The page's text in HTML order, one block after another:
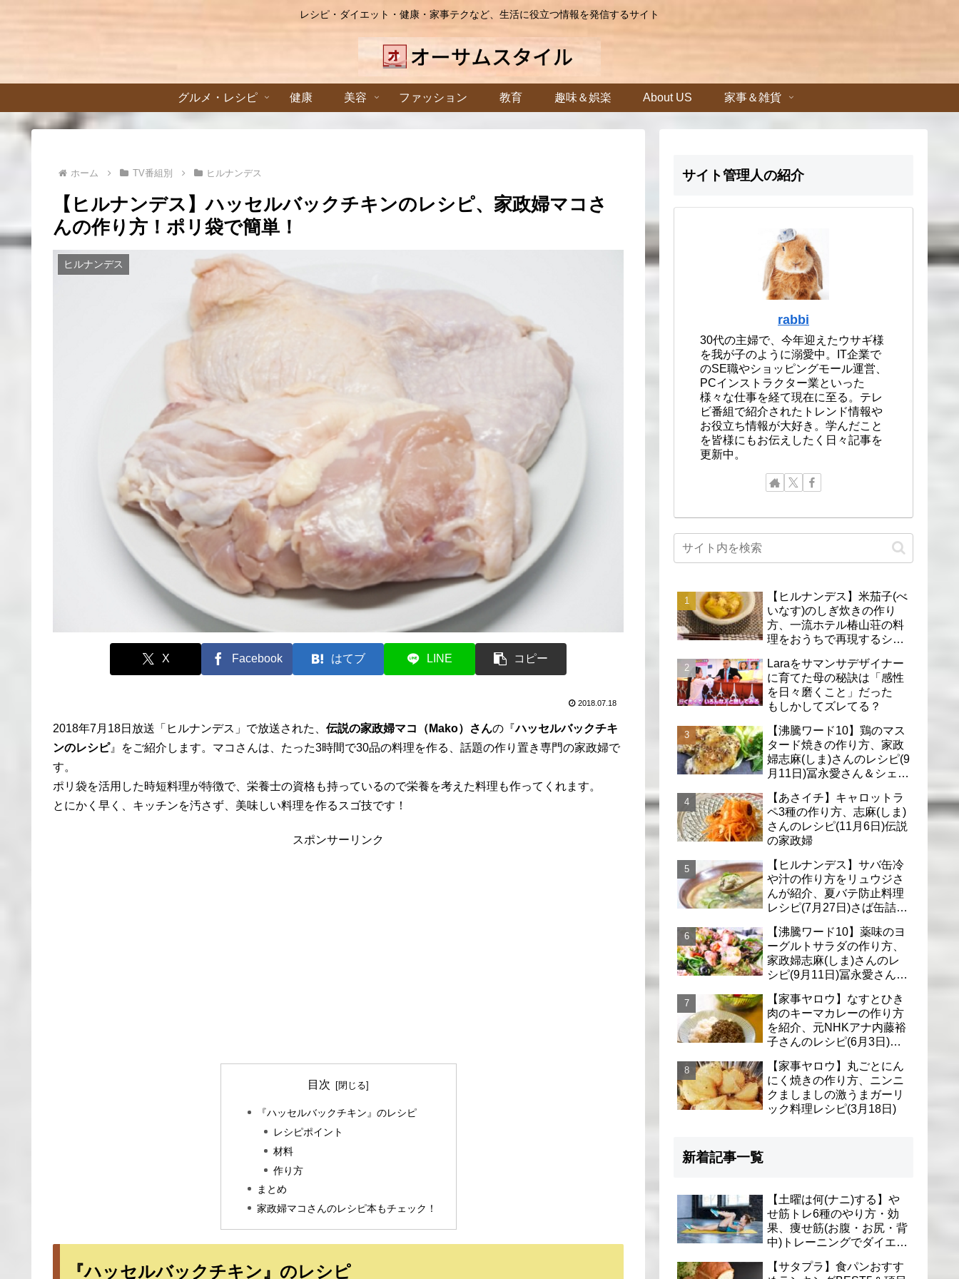
レシピ・ダイエット・健康・家事テクなど、生活に役立つ情報を発信するサイト
グルメ・レシピ 健康 美容 ファッション 教育 趣味＆娯楽 About US 家事＆雑貨
ホーム TV番組別 ヒルナンデス
【ヒルナンデス】ハッセルバックチキンのレシピ、家政婦マコさ
んの作り方！ポリ袋で簡単！
ヒルナンデス
X Facebook はてブ LINE コピー
2018.07.18
2018年7月18日放送「ヒルナンデス」で放送された、 伝説の家政婦マコ（Mako）さんの『ハッセルバックチキ
ンのレシピ』をご紹介します。マコさんは、たった3時間で30品の料理を作る、話題の作り置き専門の家政婦で
す。
ポリ袋を活用した時短料理が特徴で、栄養士の資格も持っているので栄養を考えた料理も作ってくれます。
とにかく早く、キッチンを汚さず、美味しい料理を作るスゴ技です！
スポンサーリンク
目次
『ハッセルバックチキン』のレシピ
レシピポイント
材料
作り方
まとめ
家政婦マコさんのレシピ本もチェック！
『ハッセルバックチキン』のレシピ
サイト管理人の紹介
rabbi
30代の主婦で、今年迎えたウサギ様
を我が子のように溺愛中。IT企業で
のSE職やショッピングモール運営、
PCインストラクター業といった
様々な仕事を経て現在に至る。テレ
ビ番組で紹介されたトレンド情報や
お役立ち情報が大好き。学んだこと
を皆様にもお伝えしたく日々記事を
更新中。
【ヒルナンデス】米茄子(べ
いなす)のしぎ炊きの作り
方、一流ホテル椿山荘の料
理をおうちで再現するシェ
Laraをサマンサデザイナー
に育てた母の秘訣は「感性
を日々磨くこと」だった
もしかしてズレてる？
【沸騰ワード10】鶏のマス
タード焼きの作り方、家政
婦志麻(しま)さんのレシピ(9
月11日)冨永愛さん＆シェリ
【あさイチ】キャロットラ
ペ3種の作り方、志麻(しま)
さんのレシピ(11月6日)伝説
の家政婦
【ヒルナンデス】サバ缶冷
や汁の作り方をリュウジさ
んが紹介、夏バテ防止料理
レシピ(7月27日)さば缶詰で
【沸騰ワード10】薬味のヨ
ーグルトサラダの作り方、
家政婦志麻(しま)さんのレ
シピ(9月11日)冨永愛さん＆
【家事ヤロウ】なすとひき
肉のキーマカレーの作り方
を紹介、元NHKアナ内藤裕
子さんのレシピ(6月3日)リ
【家事ヤロウ】丸ごとにん
にく焼きの作り方、ニンニ
クましましの激うまガーリ
ック料理レシピ(3月18日)
新着記事一覧
【土曜は何(ナニ)する】や
せ筋トレ6種のやり方・効
果、痩せ筋(お腹・お尻・背
中)トレーニングでダイエッ
【サタプラ】食パンおすす